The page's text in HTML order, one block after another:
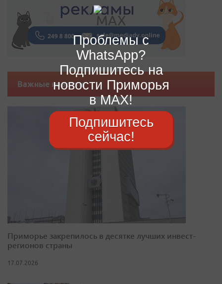
Важные новости
Приморье закрепилось в десятке лучших инвест-
регионов страны
17.07.2026
Проблемы с
WhatsApp?
Подпишитесь на
новости Приморья
в MAX!
Подпишитесь
сейчас!